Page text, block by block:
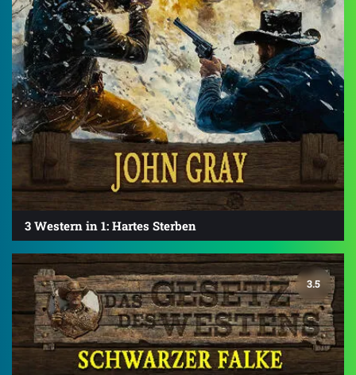
3 Western in 1: Hartes Sterben
3.5